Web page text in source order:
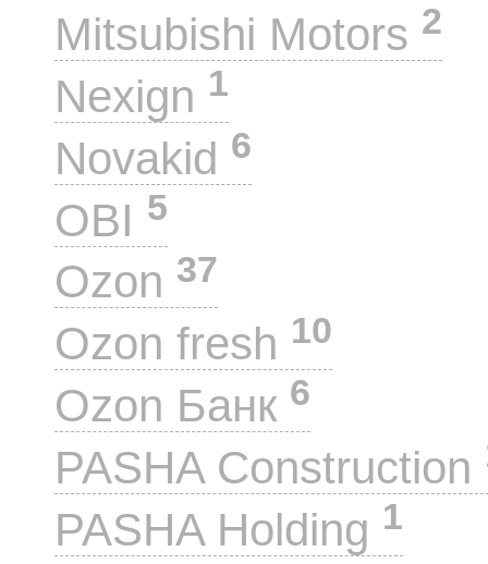
Mitsubishi Motors 2
Nexign 1
Novakid 6
OBI 5
Ozon 37
Ozon fresh 10
Ozon Банк 6
PASHA Construction
PASHA Holding 1